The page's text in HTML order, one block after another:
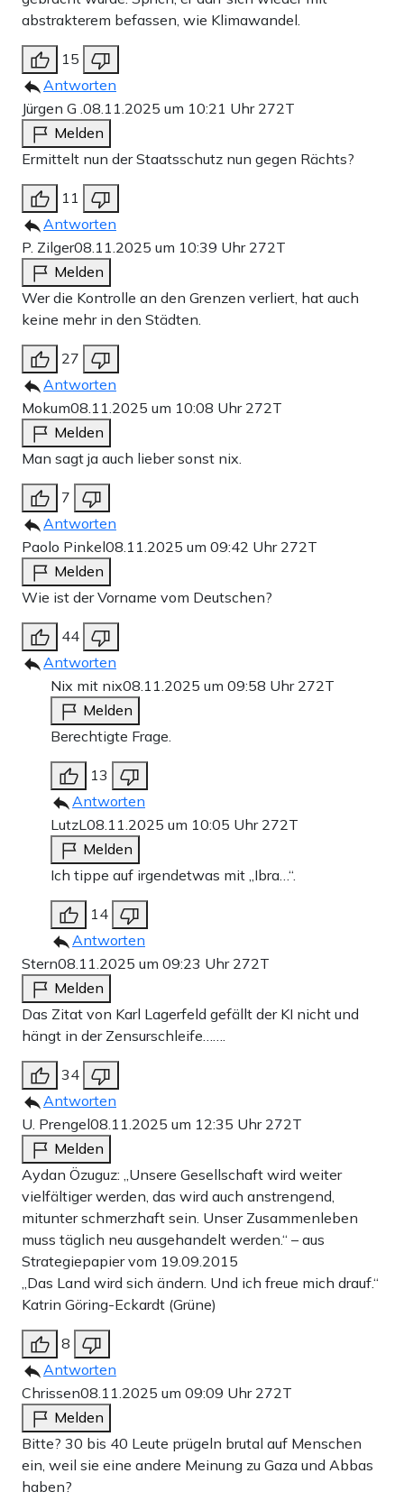
abstrakterem befassen, wie Klimawandel.
15
Antworten
Jürgen G . 08.11.2025 um 10:21 Uhr 272T
Melden
Ermittelt nun der Staatsschutz nun gegen Rächts?
11
Antworten
P. Zilger08.11.2025 um 10:39 Uhr 272T
Melden
Wer die Kontrolle an den Grenzen verliert, hat auch
keine mehr in den Städten.
27
Antworten
Mokum08.11.2025 um 10:08 Uhr 272T
Melden
Man sagt ja auch lieber sonst nix.
7
Antworten
Paolo Pinkel08.11.2025 um 09:42 Uhr 272T
Melden
Wie ist der Vorname vom Deutschen?
44
Antworten
Nix mit nix08.11.2025 um 09:58 Uhr 272T
Melden
Berechtigte Frage.
13
Antworten
LutzL 08.11.2025 um 10:05 Uhr 272T
Melden
Ich tippe auf irgendetwas mit „Ibra…“.
14
Antworten
Stern08.11.2025 um 09:23 Uhr 272T
Melden
Das Zitat von Karl Lagerfeld gefällt der KI nicht und
hängt in der Zensurschleife…….
34
Antworten
U. Prengel08.11.2025 um 12:35 Uhr 272T
Melden
Aydan Özuguz: „Unsere Gesellschaft wird weiter
vielfältiger werden, das wird auch anstrengend,
mitunter schmerzhaft sein. Unser Zusammenleben
muss täglich neu ausgehandelt werden.“ – aus
Strategiepapier vom 19.09.2015
„Das Land wird sich ändern. Und ich freue mich drauf.“
Katrin Göring-Eckardt (Grüne)
8
Antworten
Chrissen08.11.2025 um 09:09 Uhr 272T
Melden
Bitte? 30 bis 40 Leute prügeln brutal auf Menschen
ein, weil sie eine andere Meinung zu Gaza und Abbas
haben?